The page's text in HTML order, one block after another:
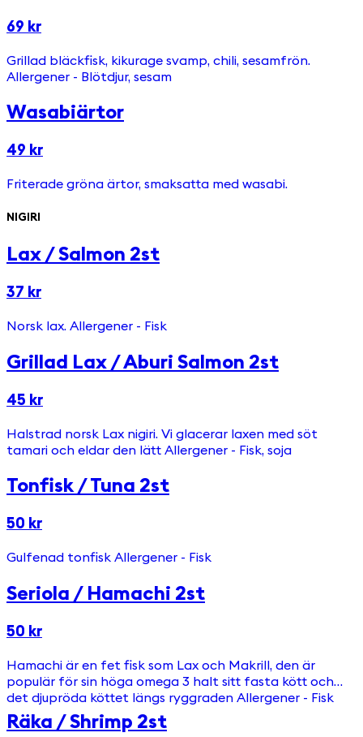
69 kr
Grillad bläckfisk, kikurage svamp, chili, sesamfrön.
Allergener - Blötdjur, sesam
Wasabiärtor
49 kr
Friterade gröna ärtor, smaksatta med wasabi.
NIGIRI
Lax / Salmon 2st
37 kr
Norsk lax. Allergener - Fisk
Grillad Lax / Aburi Salmon 2st
45 kr
Halstrad norsk Lax nigiri. Vi glacerar laxen med söt
tamari och eldar den lätt Allergener - Fisk, soja
Tonfisk / Tuna 2st
50 kr
Gulfenad tonfisk Allergener - Fisk
Seriola / Hamachi 2st
50 kr
Hamachi är en fet fisk som Lax och Makrill, den är
populär för sin höga omega 3 halt sitt fasta kött och
det djupröda köttet längs ryggraden Allergener - Fisk
Räka / Shrimp 2st